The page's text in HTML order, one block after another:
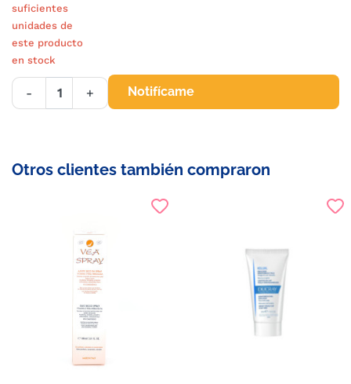
suficientes
unidades de
este producto
en stock
- + Notifícame
Otros clientes también compraron